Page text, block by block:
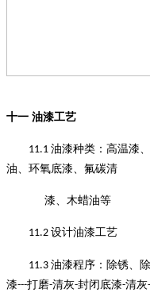
十一 油漆工艺
11.1 油漆种类 ： 高温漆
油、环氧底漆、氟碳清
漆、木蜡油等
11.2 设计油漆工艺
11.3 油漆程序 ： 除锈、
漆---打磨-清灰-封闭底漆-清灰-